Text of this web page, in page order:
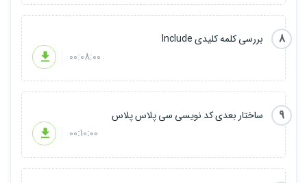
8
بررسی کلمه کلیدی Include
00:08:00
9
ساختار بعدی کد نویسی سی پلاس پلاس
00:10:00